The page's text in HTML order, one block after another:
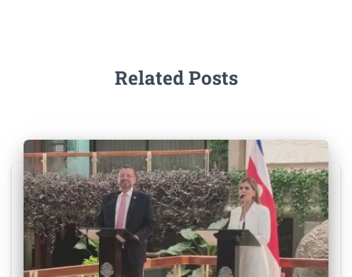
Related Posts